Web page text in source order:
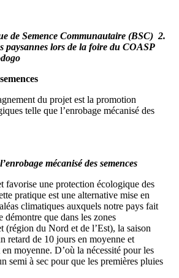
de Semence Communautaire (BSC) 2.
paysannes lors de la foire du COASP
du projet est la promotion
telle que l’enrobage mécanisé des
mécanisé des semences
favorise une protection écologique des
pratique est une alternative mise en
climatiques auxquels notre pays fait
démontre que dans les zones
(région du Nord et de l’Est), la saison
retard de 10 jours en moyenne et
moyenne. D’où la nécessité pour les
semi à sec pour que les premières pluies